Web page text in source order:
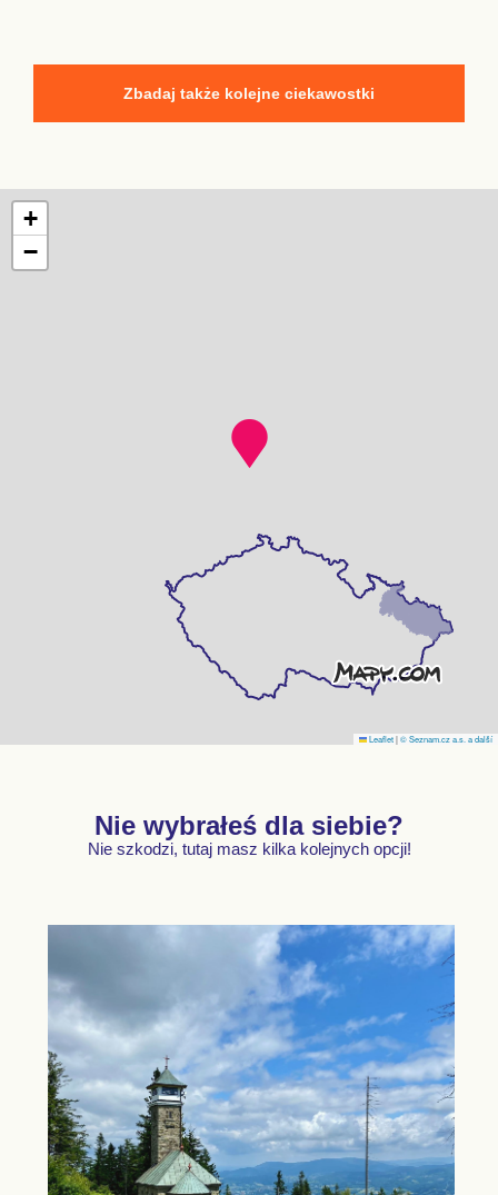
Zbadaj także kolejne ciekawostki
+
−
Leaflet|© Seznam.cz a.s. a další
Nie wybrałeś dla siebie?
Nie szkodzi, tutaj masz kilka kolejnych opcji!